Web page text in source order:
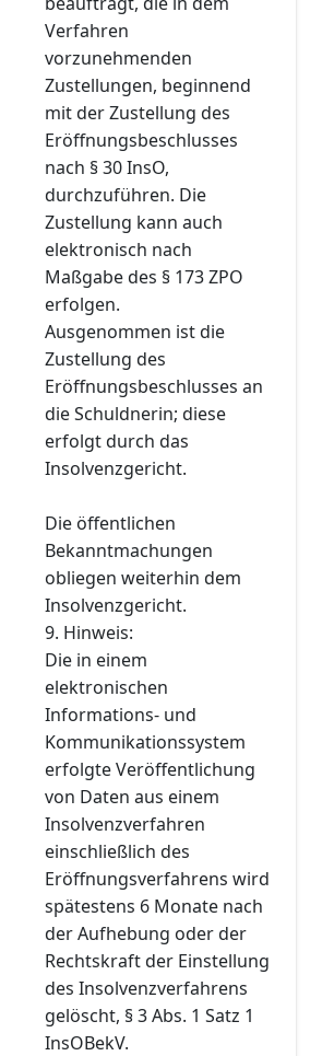
Verfahren
vorzunehmenden
Zustellungen, beginnend
mit der Zustellung des
Eröffnungsbeschlusses
nach § 30 InsO,
durchzuführen. Die
Zustellung kann auch
elektronisch nach
Maßgabe des § 173 ZPO
erfolgen.
Ausgenommen ist die
Zustellung des
Eröffnungsbeschlusses an
die Schuldnerin; diese
erfolgt durch das
Insolvenzgericht.
Die öffentlichen
Bekanntmachungen
obliegen weiterhin dem
Insolvenzgericht.
9. Hinweis:
Die in einem
elektronischen
Informations- und
Kommunikationssystem
erfolgte Veröffentlichung
von Daten aus einem
Insolvenzverfahren
einschließlich des
Eröffnungsverfahrens wird
spätestens 6 Monate nach
der Aufhebung oder der
Rechtskraft der Einstellung
des Insolvenzverfahrens
gelöscht, § 3 Abs. 1 Satz 1
InsOBekV.